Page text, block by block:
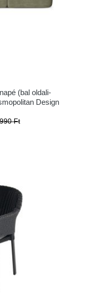
(bal oldali-
Design
Ft